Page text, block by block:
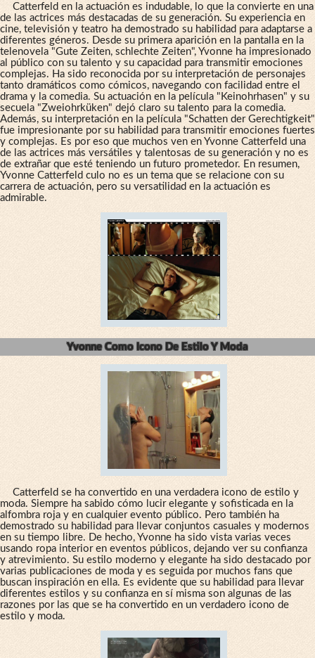
Catterfeld en la actuación es indudable, lo que la convierte en una
de las actrices más destacadas de su generación. Su experiencia en
cine, televisión y teatro ha demostrado su habilidad para adaptarse a
diferentes géneros. Desde su primera aparición en la pantalla en la
telenovela "Gute Zeiten, schlechte Zeiten", Yvonne ha impresionado
al público con su talento y su capacidad para transmitir emociones
complejas. Ha sido reconocida por su interpretación de personajes
tanto dramáticos como cómicos, navegando con facilidad entre el
drama y la comedia. Su actuación en la película "Keinohrhasen" y su
secuela "Zweiohrküken" dejó claro su talento para la comedia.
Además, su interpretación en la película "Schatten der Gerechtigkeit"
fue impresionante por su habilidad para transmitir emociones fuertes
y complejas. Es por eso que muchos ven en Yvonne Catterfeld una
de las actrices más versátiles y talentosas de su generación y no es
de extrañar que esté teniendo un futuro prometedor. En resumen,
Yvonne Catterfeld culo no es un tema que se relacione con su
carrera de actuación, pero su versatilidad en la actuación es
admirable.
Yvonne Como Icono De Estilo Y Moda
Catterfeld se ha convertido en una verdadera icono de estilo y
moda. Siempre ha sabido cómo lucir elegante y sofisticada en la
alfombra roja y en cualquier evento público. Pero también ha
demostrado su habilidad para llevar conjuntos casuales y modernos
en su tiempo libre. De hecho, Yvonne ha sido vista varias veces
usando ropa interior en eventos públicos, dejando ver su confianza
y atrevimiento. Su estilo moderno y elegante ha sido destacado por
varias publicaciones de moda y es seguida por muchos fans que
buscan inspiración en ella. Es evidente que su habilidad para llevar
diferentes estilos y su confianza en sí misma son algunas de las
razones por las que se ha convertido en un verdadero icono de
estilo y moda.